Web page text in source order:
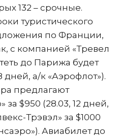
132 – срочные.
туристического
по Франции,
с компанией «Тревел
до Парижа будет
дней, а/к «Аэрофлот»).
предлагают
за $950 (28.03, 12 дней,
Трэвэл» за $1000
Авиабилет до